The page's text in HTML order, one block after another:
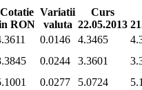
Cotatie
RON
Variatii
valuta
Curs
22.05.2013
0.0146 4.3465
0.0244 3.3601
0.0277 5.0724